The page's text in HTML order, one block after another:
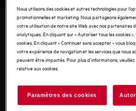
Nous utilisons des cookies et autres technologies pour
promotionnelles et marketing. Nous partageons
votre utilisation de notre site Web avec nos partenaires
analytiques. En cliquant sur « Autoriser tous les cookies
cookies. En cliquant « Continuer sans accepter » vous
votre expérience de navigation et les services que nous
peuvent être impactés. Pour plus d'informations,
relative aux cookies.
Paramètres des cookies